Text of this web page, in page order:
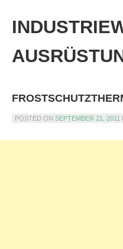
content
POSTED ON SEPTEMBER 21, 2011